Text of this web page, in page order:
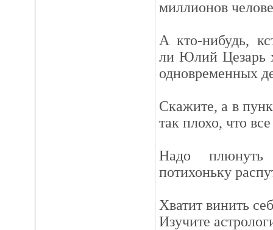
миллионов
А кто-нибудь,
ли Юлий Цезарь
одновременных
Скажите, а в
так плохо, что
Надо
потихоньку
Хватит винить
Изучите